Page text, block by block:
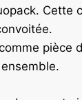
Cette
pièce